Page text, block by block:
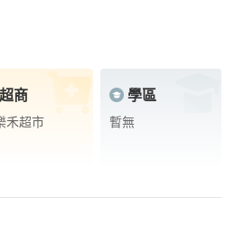
超商
禾超市
學區
暫無